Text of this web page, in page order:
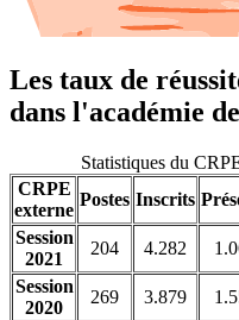
Les taux de
dans l'académie
Statistiques du
CRPE
externe
Postes Inscrits
Session
2021
204 4.282
Session
2020
269 3.879